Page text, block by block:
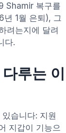
Shamir 복구를
1월 은퇴), 그
려는지에 달려
다.
루는 이
습니다: 지원
지갑이 기능으